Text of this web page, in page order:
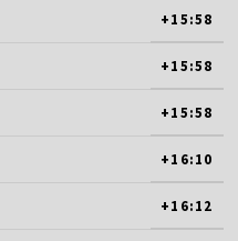
+15:58
+15:58
+15:58
+16:10
+16:12